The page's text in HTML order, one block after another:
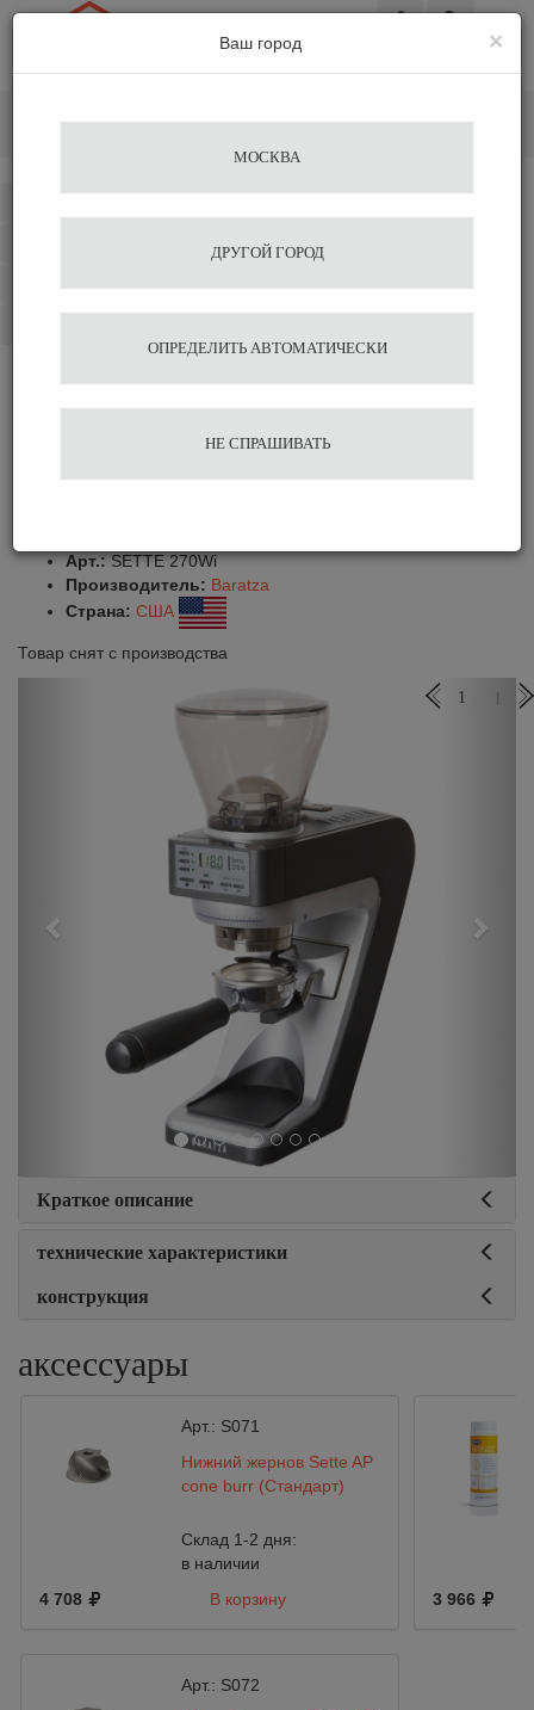
Кофемолка Baratza SETTE
Арт.: SETTE 270Wi
Производитель: Baratza
Страна: США
Товар снят с производства
Next
Краткое описание
технические характеристики
конструкция
аксессуары
1
Арт.: S071
Нижний жернов Sette AP
cone burr (Стандарт)
Склад 1-2 дня:
в наличии
4 708
В корзину
Арт.: S072
3 966
×
Ваш город
МОСКВА
ДРУГОЙ ГОРОД
ОПРЕДЕЛИТЬ АВТОМАТИЧЕСКИ
НЕ СПРАШИВАТЬ